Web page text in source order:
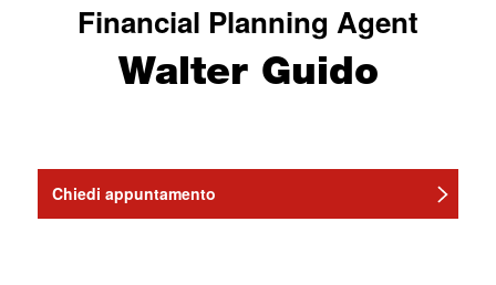
Financial Planning Agent
Walter Guido
Chiedi appuntamento